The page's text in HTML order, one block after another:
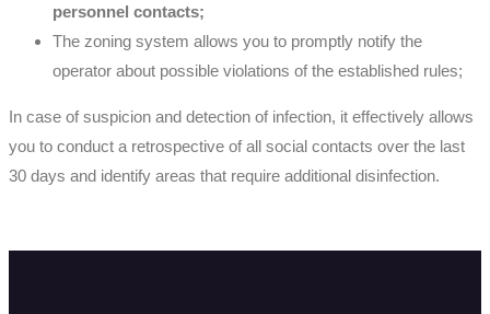
personnel contacts;
The zoning system allows you to promptly notify the
operator about possible violations of the established rules;
In case of suspicion and detection of infection, it effectively allows
you to conduct a retrospective of all social contacts over the last
30 days and identify areas that require additional disinfection.